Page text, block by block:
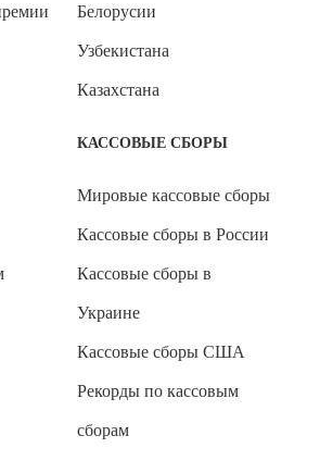
Белорусии
Узбекистана
Казахстана
КАССОВЫЕ СБОРЫ
Мировые кассовые сборы
Кассовые сборы в России
Кассовые сборы в
Украине
Кассовые сборы США
Рекорды по кассовым
сборам